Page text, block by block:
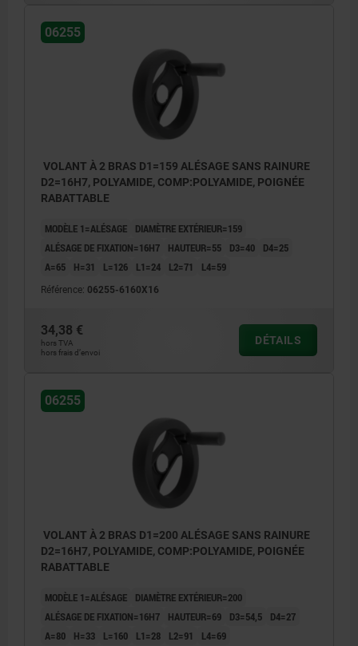
06255
VOLANT À 2 BRAS D1=159 ALÉSAGE SANS RAINURE
D2=16H7, POLYAMIDE, COMP:POLYAMIDE, POIGNÉE
RABATTABLE
MODÈLE 1=ALÉSAGE
DIAMÈTRE EXTÉRIEUR=159
ALÉSAGE DE FIXATION=16H7
HAUTEUR=55 D3=40
D4=25
A=65
H=31 L=126 L1=24 L2=71 L4=59
Référence: 06255-6160X16
34,38 €
hors TVA
hors frais d’envoi
DÉTAILS
06255
VOLANT À 2 BRAS D1=200 ALÉSAGE SANS RAINURE
D2=16H7, POLYAMIDE, COMP:POLYAMIDE, POIGNÉE
RABATTABLE
MODÈLE 1=ALÉSAGE
DIAMÈTRE EXTÉRIEUR=200
ALÉSAGE DE FIXATION=16H7
HAUTEUR=69 D3=54,5
D4=27
A=80
H=33 L=160 L1=28 L2=91 L4=69